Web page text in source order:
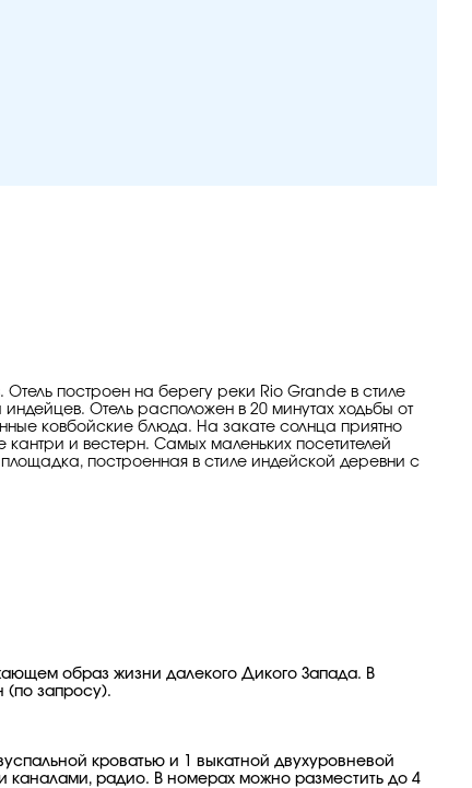
построен на берегу реки Rio Grande в стиле
индейцев. Отель расположен в 20 минутах ходьбы от
ковбойские блюда. На закате солнца приятно
и вестерн. Самых маленьких посетителей
построенная в стиле индейской деревни с
образ жизни далекого Дикого Запада. В
(по запросу).
кроватью и 1 выкатной двухуровневой
каналами, радио. В номерах можно разместить до 4